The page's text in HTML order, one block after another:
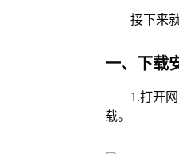
接下来
一、下载
1.打开
载。